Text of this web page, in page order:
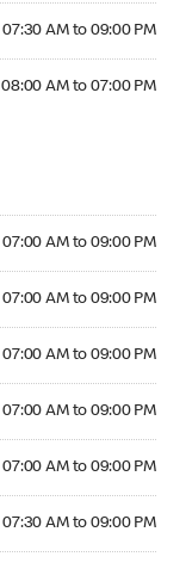
07:30 AM to 09:00 PM
08:00 AM to 07:00 PM
07:00 AM to 09:00 PM
07:00 AM to 09:00 PM
07:00 AM to 09:00 PM
07:00 AM to 09:00 PM
07:00 AM to 09:00 PM
07:30 AM to 09:00 PM